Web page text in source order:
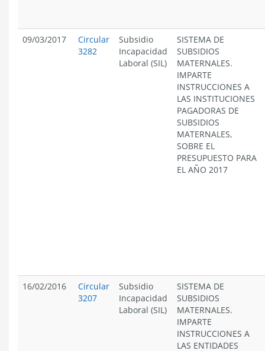
09/03/2017
Circular
3282
Subsidio
Incapacidad
Laboral (SIL)
SISTEMA DE
SUBSIDIOS
MATERNALES.
IMPARTE
INSTRUCCIONES A
LAS INSTITUCIONES
PAGADORAS DE
SUBSIDIOS
MATERNALES,
SOBRE EL
PRESUPUESTO PARA
EL AÑO 2017
16/02/2016
Circular
3207
Subsidio
Incapacidad
Laboral (SIL)
SISTEMA DE
SUBSIDIOS
MATERNALES.
IMPARTE
INSTRUCCIONES A
LAS ENTIDADES